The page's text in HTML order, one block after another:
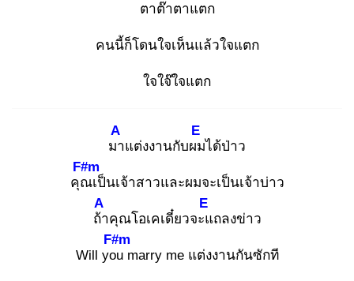
ตาต๊าตาแตก
คนนี้ก็โดนใจเห็นแล้วใจแตก
ใจใจ๊ใจแตก
มา
A
แต่งงานกับผม
E
ได้ป่าว
คุณ
F#m
เป็นเจ้าสาวและผมจะเป็นเจ้าบ่าว
ถ้า
A
คุณโอเคเดี๋ยวจะแ
E
ถลงข่าว
Will you
F#m
marry me แต่งงานกันซักที